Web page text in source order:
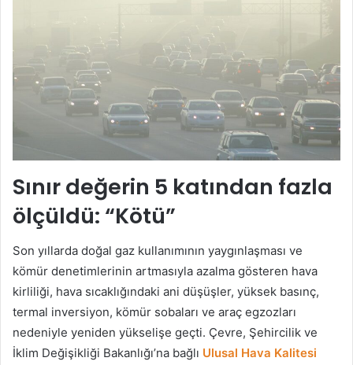
Sınır değerin 5 katından fazla
ölçüldü: “Kötü”
Son yıllarda doğal gaz kullanımının yaygınlaşması ve
kömür denetimlerinin artmasıyla azalma gösteren hava
kirliliği, hava sıcaklığındaki ani düşüşler, yüksek basınç,
termal inversiyon, kömür sobaları ve araç egzozları
nedeniyle yeniden yükselişe geçti. Çevre, Şehircilik ve
İklim Değişikliği Bakanlığı’na bağlı Ulusal Hava Kalitesi